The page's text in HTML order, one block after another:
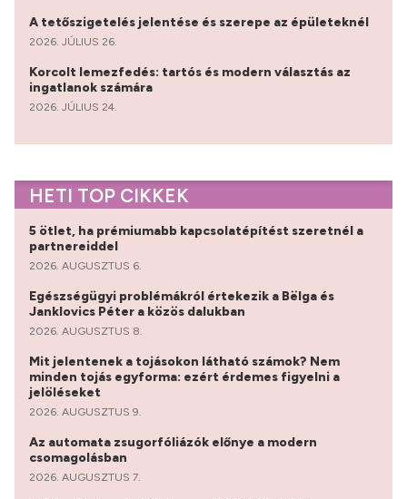
A tetőszigetelés jelentése és szerepe az épületeknél
2026. JÚLIUS 26.
Korcolt lemezfedés: tartós és modern választás az
ingatlanok számára
2026. JÚLIUS 24.
HETI TOP CIKKEK
5 ötlet, ha prémiumabb kapcsolatépítést szeretnél a
partnereiddel
2026. AUGUSZTUS 6.
Egészségügyi problémákról értekezik a Bëlga és
Janklovics Péter a közös dalukban
2026. AUGUSZTUS 8.
Mit jelentenek a tojásokon látható számok? Nem
minden tojás egyforma: ezért érdemes figyelni a
jelöléseket
2026. AUGUSZTUS 9.
Az automata zsugorfóliázók előnye a modern
csomagolásban
2026. AUGUSZTUS 7.